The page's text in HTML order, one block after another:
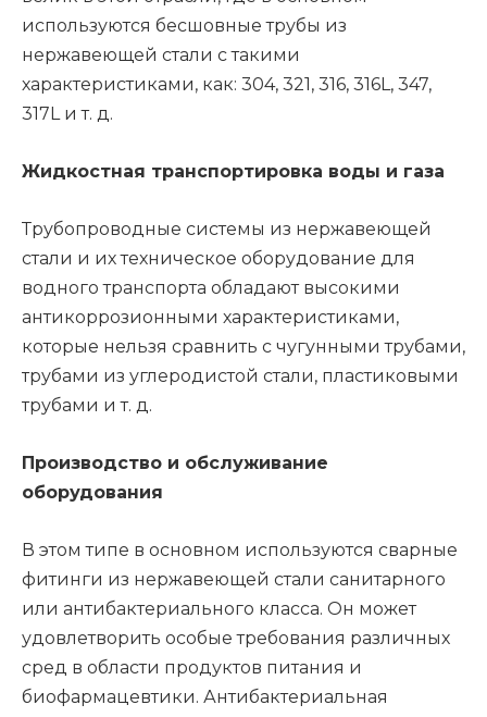
используются бесшовные трубы из
нержавеющей стали с такими
характеристиками, как: 304, 321, 316, 316L, 347,
317L и т. д.
Жидкостная транспортировка воды и газа
Трубопроводные системы из нержавеющей
стали и их техническое оборудование для
водного транспорта обладают высокими
антикоррозионными характеристиками,
которые нельзя сравнить с чугунными трубами,
трубами из углеродистой стали, пластиковыми
трубами и т. д.
Производство и обслуживание
оборудования
В этом типе в основном используются сварные
фитинги из нержавеющей стали санитарного
или антибактериального класса. Он может
удовлетворить особые требования различных
сред в области продуктов питания и
биофармацевтики. Антибактериальная